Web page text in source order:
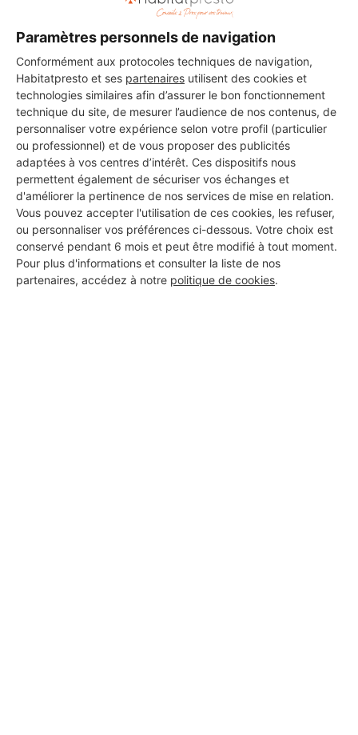
Paramètres personnels de navigation
Conformément aux protocoles techniques de navigation,
Habitatpresto et ses partenaires utilisent des cookies et
technologies similaires afin d’assurer le bon fonctionnement
technique du site, de mesurer l’audience de nos contenus, de
personnaliser votre expérience selon votre profil (particulier
ou professionnel) et de vous proposer des publicités
adaptées à vos centres d’intérêt. Ces dispositifs nous
permettent également de sécuriser vos échanges et
d'améliorer la pertinence de nos services de mise en relation.
Vous pouvez accepter l'utilisation de ces cookies, les refuser,
ou personnaliser vos préférences ci-dessous. Votre choix est
conservé pendant 6 mois et peut être modifié à tout moment.
Pour plus d'informations et consulter la liste de nos
partenaires, accédez à notre politique de cookies.
Aucun autre professionnel disponible dans cette zone
géographique.